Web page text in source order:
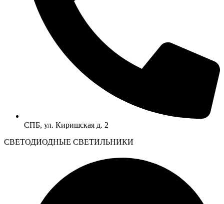
СПБ, ул. Киришская д. 2
CВЕТОДИОДНЫЕ СВЕТИЛЬНИКИ